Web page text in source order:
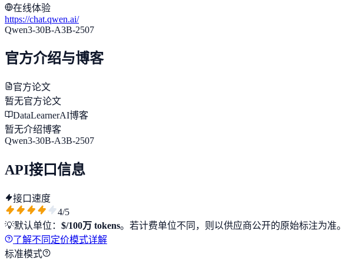
在线体验
https://chat.qwen.ai/
Qwen3-30B-A3B-2507
官方介绍与博客
官方论文
暂无官方论文
DataLearnerAI博客
暂无介绍博客
Qwen3-30B-A3B-2507
API接口信息
接口速度
4/5
💡默认单位： $/100万 tokens。若计费单位不同，则以供应商公开的原始标注为准。
了解不同定价模式详解
标准模式